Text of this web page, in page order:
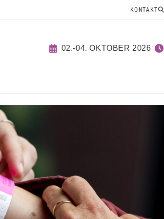
KONTAKT
02.-04. OKTOBER 2026